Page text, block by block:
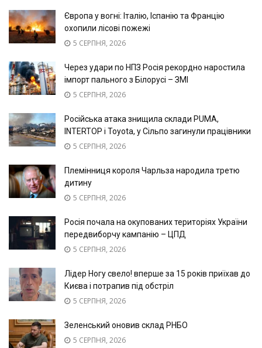
Європа у вогні: Італію, Іспанію та Францію
охопили лісові пожежі
5 СЕРПНЯ, 2026
Через удари по НПЗ Росія рекордно наростила
імпорт пального з Білорусі – ЗМІ
5 СЕРПНЯ, 2026
Російська атака знищила склади PUMA,
INTERTOP і Toyota, у Сільпо загинули працівники
5 СЕРПНЯ, 2026
Племінниця короля Чарльза народила третю
дитину
5 СЕРПНЯ, 2026
Росія почала на окупованих територіях України
передвиборчу кампанію – ЦПД
5 СЕРПНЯ, 2026
Лідер Ногу свело! вперше за 15 років приїхав до
Києва і потрапив під обстріл
5 СЕРПНЯ, 2026
Зеленський оновив склад РНБО
5 СЕРПНЯ, 2026